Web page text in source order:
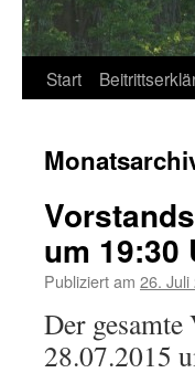
Zum
springen
Start
um 19:30
Publiziert am 26. Juli
Der
28.07.2015